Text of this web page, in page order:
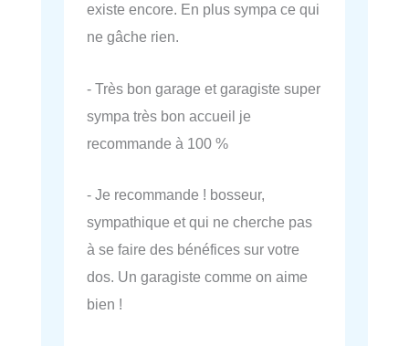
existe encore. En plus sympa ce qui
ne gâche rien.
- Très bon garage et garagiste super
sympa très bon accueil je
recommande à 100 %
- Je recommande ! bosseur,
sympathique et qui ne cherche pas
à se faire des bénéfices sur votre
dos. Un garagiste comme on aime
bien !